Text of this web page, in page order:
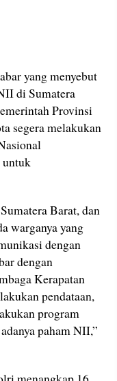
yang menyebut
di Sumatera
Provinsi
segera melakukan
untuk
Barat, dan
warganya yang
dengan
dengan
Kerapatan
pendataan,
program
paham NII,”